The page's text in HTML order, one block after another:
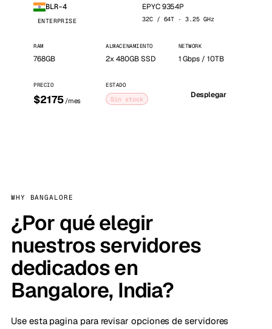
BLR-4
ENTERPRISE
EPYC 9354P
32C / 64T · 3.25 GHz
RAM
768GB
ALMACENAMIENTO
2x 480GB SSD
NETWORK
1 Gbps / 10TB
PRECIO
$2175 /mes
ESTADO
Sin stock Desplegar
WHY BANGALORE
¿Por qué elegir
nuestros servidores
dedicados en
Bangalore, India?
Use esta pagina para revisar opciones de servidores